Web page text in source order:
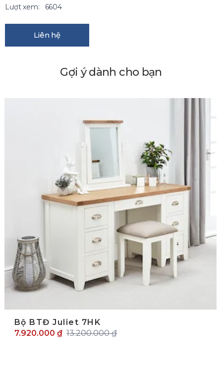
Lượt xem: 6604
Liên hệ
Gợi ý dành cho bạn
Bộ BTĐ Juliet 7HK
7.920.000 ₫ 13.200.000 ₫